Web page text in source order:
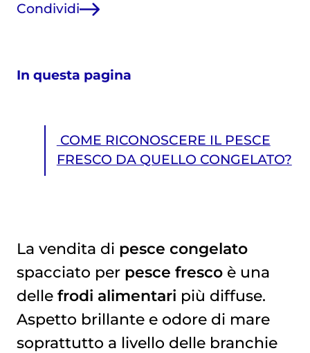
Condividi
In questa pagina
COME RICONOSCERE IL PESCE
FRESCO DA QUELLO CONGELATO?
La vendita di pesce congelato
spacciato per pesce frescoè una
delle frodi alimentari più diffuse.
Aspetto brillante e odore di mare
soprattutto a livello delle branchie